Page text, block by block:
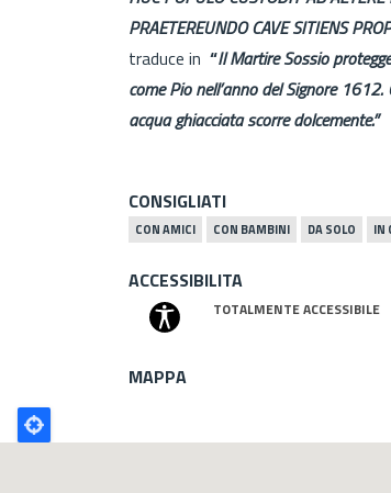
PRAETEREUNDO CAVE SITIENS
traduce in “Il Martire Sossio
come Pio nell’anno del Signore
acqua ghiacciata scorre dolcemente.”
CONSIGLIATI
CON AMICI CON BAMBINI DA SOLO IN
ACCESSIBILITA
TOTALMENTE ACCESSIBILE
MAPPA
Poligono
GEO